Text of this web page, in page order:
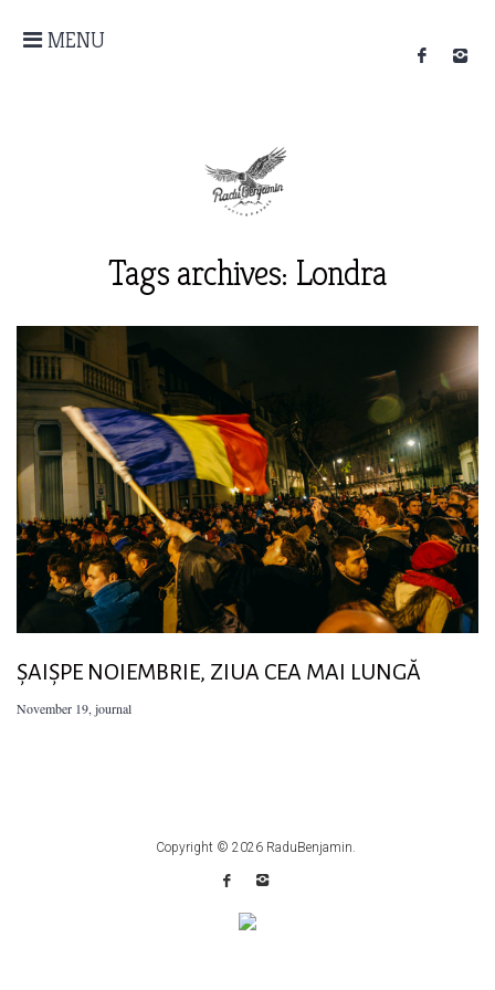
MENU
Tags archives: Londra
ȘAIȘPE NOIEMBRIE, ZIUA CEA MAI LUNGĂ
November 19, journal
Copyright © 2026 RaduBenjamin.